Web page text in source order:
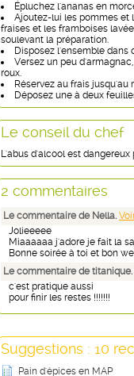
Épluchez l'ananas en
Ajoutez-lui les pommes et
fraises et les framboises
soulevant la préparation.
Disposez l'ensemble dans
Versez un peu
roux.
Réservez au frais jusqu'au
Déposez une à deux
Le conseil du chef
L'abus d'alcool est
2 commentaires
Le commentaire de Nella.
Jolieeeee
Miaaaaaa j'adore je fait la
Bonne soirée à toi et bon we
Le commentaire de titanique.
c'est pratique aussi
pour finir les restes !!!!!!!
Suggestions : 10
Pain d'épices en MAP